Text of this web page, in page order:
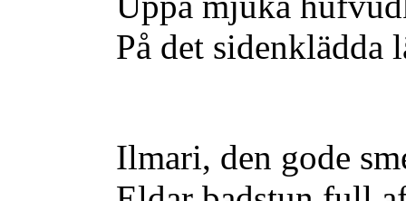
På det sidenklädda
Ilmari, den gode